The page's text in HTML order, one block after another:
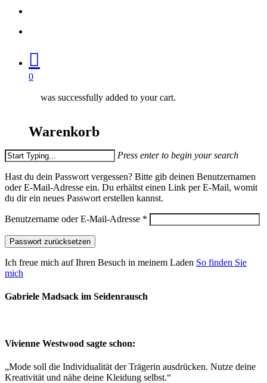
0
was successfully added to your cart.
Warenkorb
Press enter to begin your search
Search
Hast du dein Passwort vergessen? Bitte gib deinen Benutzernamen
oder E-Mail-Adresse ein. Du erhältst einen Link per E-Mail, womit
du dir ein neues Passwort erstellen kannst.
Benutzername oder E-Mail-Adresse * Erforderlich
Passwort zurücksetzen
Ich freue mich auf Ihren Besuch in meinem Laden So finden Sie
mich
Gabriele Madsack im Seidenrausch
Vivienne Westwood sagte schon:
„Mode soll die Individualität der Trägerin ausdrücken. Nutze deine
Kreativität und nähe deine Kleidung selbst.“